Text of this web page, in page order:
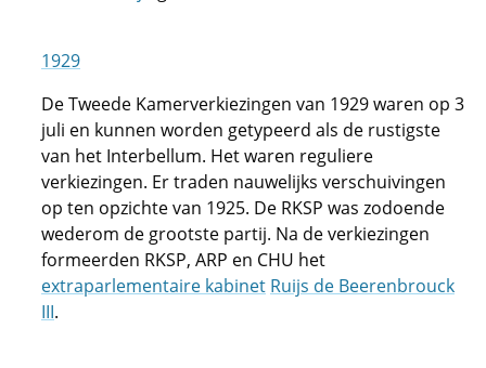
1929
De Tweede Kamerverkiezingen van 1929 waren op 3
juli en kunnen worden getypeerd als de rustigste
van het Interbellum. Het waren reguliere
verkiezingen. Er traden nauwelijks verschuivingen
op ten opzichte van 1925. De RKSP was zodoende
wederom de grootste partij. Na de verkiezingen
formeerden RKSP, ARP en CHU het
extraparlementaire kabinet Ruijs de Beerenbrouck
III.